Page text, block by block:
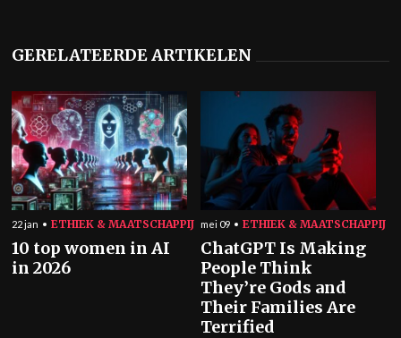
GERELATEERDE ARTIKELEN
22 jan ETHIEK & MAATSCHAPPIJ
10 top women in AI
in 2026
mei 09 ETHIEK & MAATSCHAPPIJ
ChatGPT Is Making
People Think
They’re Gods and
Their Families Are
Terrified